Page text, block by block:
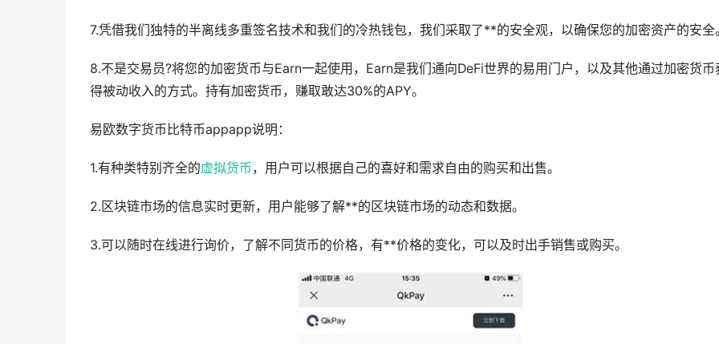
7.凭借我们独特的半离线多重签名技术和我们的冷热钱包，我们采取了**的安全观，以确保您的加密资产的安全
8.不是交易员?将您的加密货币与Earn一起使用，Earn是我们通向DeFi世界的易用门户，以及其他通过加密货币
得被动收入的方式。持有加密货币，赚取敢达30%的APY。
易欧数字货币比特币appapp说明：
1.有种类特别齐全的虚拟货币，用户可以根据自己的喜好和需求自由的购买和出售。
2.区块链市场的信息实时更新，用户能够了解**的区块链市场的动态和数据。
3.可以随时在线进行询价，了解不同货币的价格，有**价格的变化，可以及时出手销售或购买。